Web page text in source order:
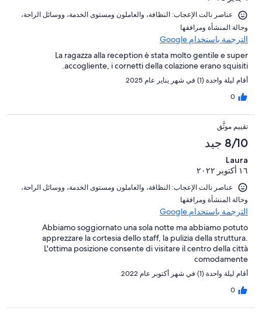
عناصر نالت الإعجاب: ⁦النظافة⁩، و⁦العاملون ومستوى الخدمة⁩، و⁦وسائل الراحة⁩،
و⁦حالة المنشأة ومرافقها⁩
الترجمة باستخدام Google
La ragazza alla reception è stata molto gentile e super
accogliente, i cornetti della colazione erano squisiti.
أقام ليلة واحدة (1) في شهر يناير عام 2025
0
تقييم موثَّق
8/10 جيد
Laura
١٦ أكتوبر ٢٠٢٢
عناصر نالت الإعجاب: ⁦النظافة⁩، و⁦العاملون ومستوى الخدمة⁩، و⁦وسائل الراحة⁩،
و⁦حالة المنشأة ومرافقها⁩
الترجمة باستخدام Google
Abbiamo soggiornato una sola notte ma abbiamo potuto
apprezzare la cortesia dello staff, la pulizia della struttura.
L'ottima posizione consente di visitare il centro della città
comodamente
أقام ليلة واحدة (1) في شهر أكتوبر عام 2022
0